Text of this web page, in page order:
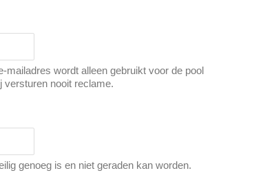
mailadres wordt alleen gebruikt voor de pool
versturen nooit reclame.
genoeg is en niet geraden kan worden.